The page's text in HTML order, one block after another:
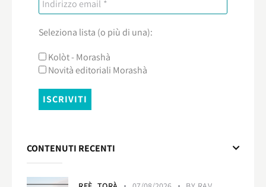
Seleziona lista (o più di una):
Kolòt - Morashà
Novità editoriali Morashà
CONTENUTI RECENTI